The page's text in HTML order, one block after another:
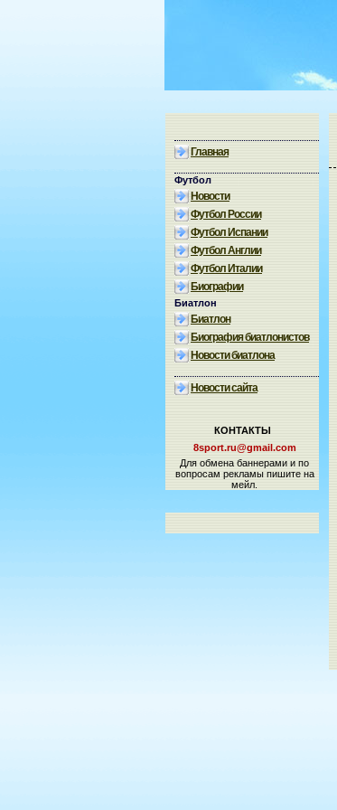
Главная
Футбол
Новости
Футбол России
Футбол Испании
Футбол Англии
Футбол Италии
Биографии
Биатлон
Биатлон
Биография биатлонистов
Новости биатлона
Новости сайта
КОНТАКТЫ
8sport.ru@gmail.com
Для обмена баннерами и по
вопросам рекламы пишите на
мейл.